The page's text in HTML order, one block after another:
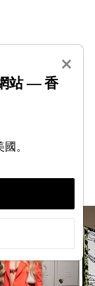
×
站 — 香
。